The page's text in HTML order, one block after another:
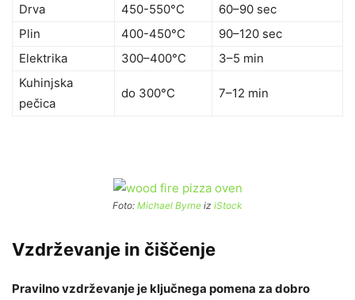
Drva
450-550°C
60–90 sec
Plin
400-450°C
90–120 sec
Elektrika
300–400°C
3–5 min
Kuhinjska
pečica
do 300°C 7–12 min
Foto: Michael Byrne iz iStock
Vzdrževanje in čiščenje
Pravilno vzdrževanje je ključnega pomena za dobro